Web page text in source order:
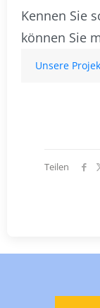
Kennen Sie
können Sie
Unsere
Teilen